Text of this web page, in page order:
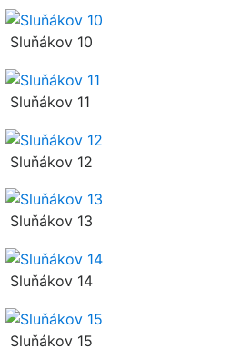
Sluňákov 10
Sluňákov 11
Sluňákov 12
Sluňákov 13
Sluňákov 14
Sluňákov 15